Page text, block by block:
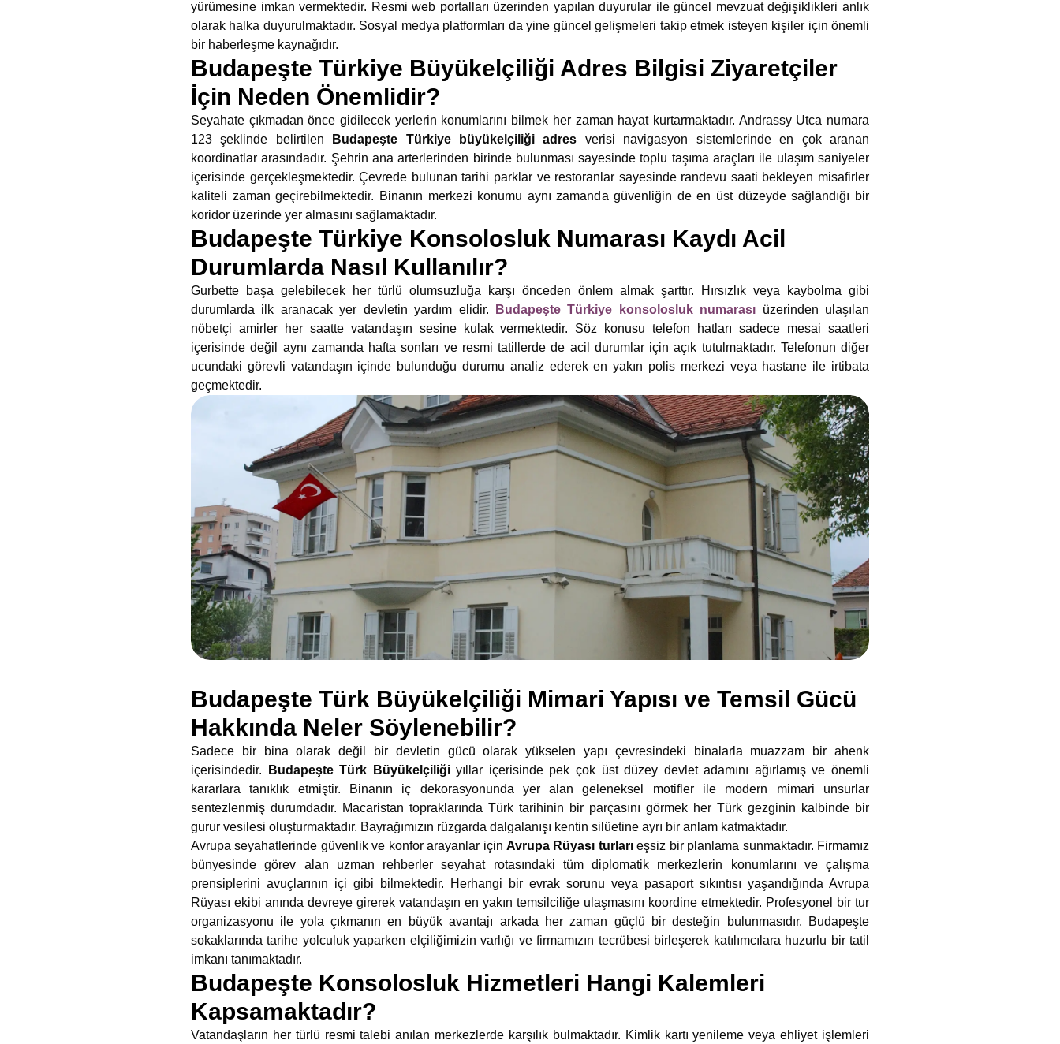
yürümesine imkan vermektedir. Resmi web portalları üzerinden yapılan duyurular ile güncel mevzuat değişiklikleri anlık
olarak halka duyurulmaktadır. Sosyal medya platformları da yine güncel gelişmeleri takip etmek isteyen kişiler için önemli
bir haberleşme kaynağıdır.
Budapeşte Türkiye Büyükelçiliği Adres Bilgisi Ziyaretçiler
İçin Neden Önemlidir?
Seyahate çıkmadan önce gidilecek yerlerin konumlarını bilmek her zaman hayat kurtarmaktadır. Andrassy Utca numara
123 şeklinde belirtilen
Budapeşte Türkiye büyükelçiliği adres verisi navigasyon sistemlerinde en çok aranan
koordinatlar arasındadır. Şehrin ana arterlerinden birinde bulunması sayesinde toplu taşıma araçları ile ulaşım saniyeler
içerisinde gerçekleşmektedir. Çevrede bulunan tarihi parklar ve restoranlar sayesinde randevu saati bekleyen misafirler
kaliteli zaman geçirebilmektedir. Binanın merkezi konumu aynı zamanda güvenliğin de en üst düzeyde sağlandığı bir
koridor üzerinde yer almasını sağlamaktadır.
Budapeşte Türkiye Konsolosluk Numarası Kaydı Acil
Durumlarda Nasıl Kullanılır?
Gurbette başa gelebilecek her türlü olumsuzluğa karşı önceden önlem almak şarttır. Hırsızlık veya kaybolma gibi
durumlarda ilk aranacak yer devletin yardım elidir.
Budapeşte Türkiye konsolosluk numarası üzerinden ulaşılan
nöbetçi amirler her saatte vatandaşın sesine kulak vermektedir. Söz konusu telefon hatları sadece mesai saatleri
içerisinde değil aynı zamanda hafta sonları ve resmi tatillerde de acil durumlar için açık tutulmaktadır. Telefonun diğer
ucundaki görevli vatandaşın içinde bulunduğu durumu analiz ederek en yakın polis merkezi veya hastane ile irtibata
geçmektedir.
Budapeşte Türk Büyükelçiliği Mimari Yapısı ve Temsil Gücü
Hakkında Neler Söylenebilir?
Sadece bir bina olarak değil bir devletin gücü olarak yükselen yapı çevresindeki binalarla muazzam bir ahenk
içerisindedir.
Budapeşte Türk Büyükelçiliğiyıllar içerisinde pek çok üst düzey devlet adamını ağırlamış ve önemli
kararlara tanıklık etmiştir. Binanın iç dekorasyonunda yer alan geleneksel motifler ile modern mimari unsurlar
sentezlenmiş durumdadır. Macaristan topraklarında Türk tarihinin bir parçasını görmek her Türk gezginin kalbinde bir
gurur vesilesi oluşturmaktadır. Bayrağımızın rüzgarda dalgalanışı kentin silüetine ayrı bir anlam katmaktadır.
Avrupa seyahatlerinde güvenlik ve konfor arayanlar için Avrupa Rüyası turlarıeşsiz bir planlama sunmaktadır. Firmamız
bünyesinde görev alan uzman rehberler seyahat rotasındaki tüm diplomatik merkezlerin konumlarını ve çalışma
prensiplerini avuçlarının içi gibi bilmektedir. Herhangi bir evrak sorunu veya pasaport sıkıntısı yaşandığında Avrupa
Rüyası ekibi anında devreye girerek vatandaşın en yakın temsilciliğe ulaşmasını koordine etmektedir. Profesyonel bir tur
organizasyonu ile yola çıkmanın en büyük avantajı arkada her zaman güçlü bir desteğin bulunmasıdır. Budapeşte
sokaklarında tarihe yolculuk yaparken elçiliğimizin varlığı ve firmamızın tecrübesi birleşerek katılımcılara huzurlu bir tatil
imkanı tanımaktadır.
Budapeşte Konsolosluk Hizmetleri Hangi Kalemleri
Kapsamaktadır?
Vatandaşların her türlü resmi talebi anılan merkezlerde karşılık bulmaktadır. Kimlik kartı yenileme veya ehliyet işlemleri